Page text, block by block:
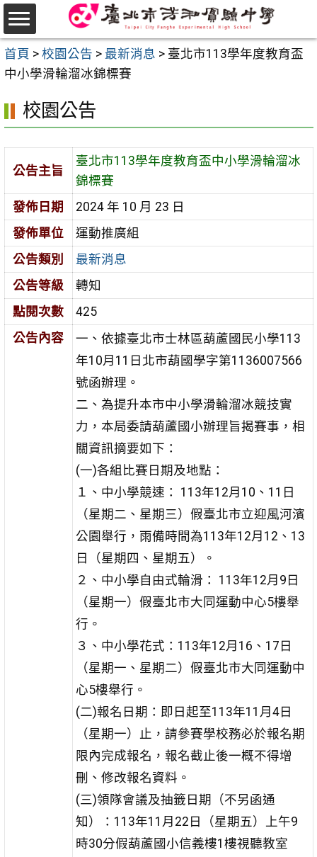
跳
至
主
要
區
首頁 > 校園公告 > 最新消息 > 臺北市113學年度教育盃
中小學滑輪溜冰錦標賽
校園公告
公告主旨
臺北市113學年度教育盃中小學滑輪溜冰
錦標賽
發佈日期
2024 年 10 月 23 日
發佈單位
運動推廣組
公告類別
最新消息
公告等級
轉知
點閱次數
425
公告內容
一、依據臺北市士林區葫蘆國民小學113
年10月11日北市葫國學字第1136007566
號函辦理。
二、為提升本市中小學滑輪溜冰競技實
力，本局委請葫蘆國小辦理旨揭賽事，相
關資訊摘要如下：
(一)各組比賽日期及地點：
１、中小學競速： 113年12月10、11日
（星期二、星期三）假臺北市立迎風河濱
公園舉行，雨備時間為113年12月12、13
日（星期四、星期五）。
２、中小學自由式輪滑： 113年12月9日
（星期一）假臺北市大同運動中心5樓舉
行。
３、中小學花式：113年12月16、17日
（星期一、星期二）假臺北市大同運動中
心5樓舉行。
(二)報名日期：即日起至113年11月4日
（星期一）止，請參賽學校務必於報名期
限內完成報名，報名截止後一概不得增
刪、修改報名資料。
(三)領隊會議及抽籤日期（不另函通
知）：113年11月22日（星期五）上午9
時30分假葫蘆國小信義樓1樓視聽教室
選
單